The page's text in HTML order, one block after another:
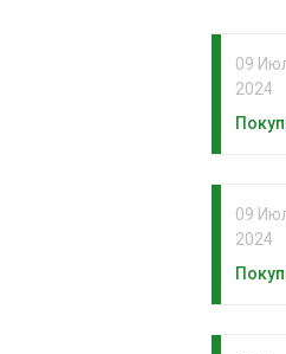
09
2024
09
2024